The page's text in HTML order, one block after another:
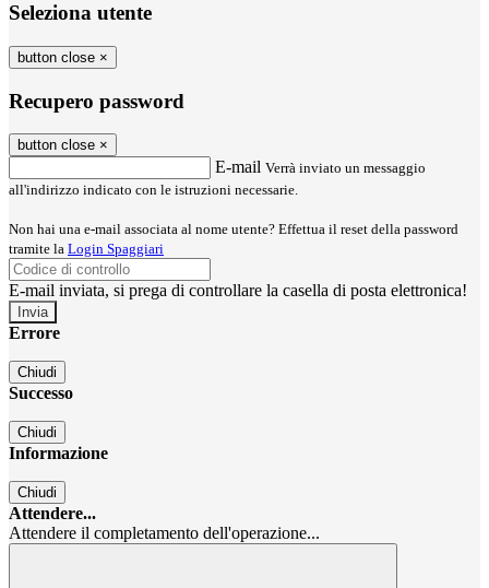
Seleziona utente
button close ×
Recupero password
button close ×
E-mail Verrà inviato un messaggio
all'indirizzo indicato con le istruzioni necessarie.
Non hai una e-mail associata al nome utente? Effettua il reset della password
tramite la Login Spaggiari
E-mail inviata, si prega di controllare la casella di posta elettronica!
Errore
Chiudi
Successo
Chiudi
Informazione
Chiudi
Attendere...
Attendere il completamento dell'operazione...